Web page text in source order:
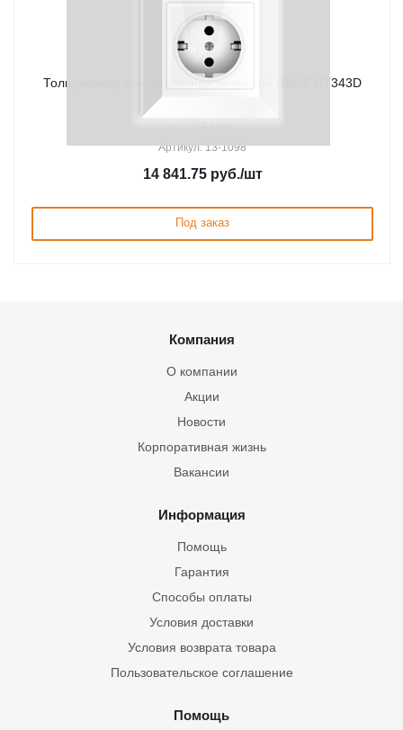
Толщиномер лакокрасочныx покрытий UNI-T UT343D
Артикул: 13-1098
14 841.75руб./шт
Под заказ
Компания
О компании
Акции
Новости
Корпоративная жизнь
Вакансии
Информация
Помощь
Гарантия
Способы оплаты
Условия доставки
Условия возврата товара
Пользовательское соглашение
Помощь